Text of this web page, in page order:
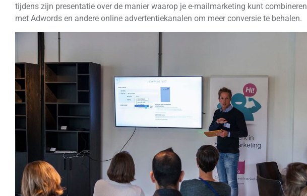
tijdens zijn presentatie over de manier waarop je e-mailmarketing kunt combineren
met Adwords en andere online advertentiekanalen om meer conversie te behalen.